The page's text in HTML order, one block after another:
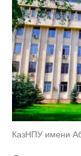
КазНПУ имени